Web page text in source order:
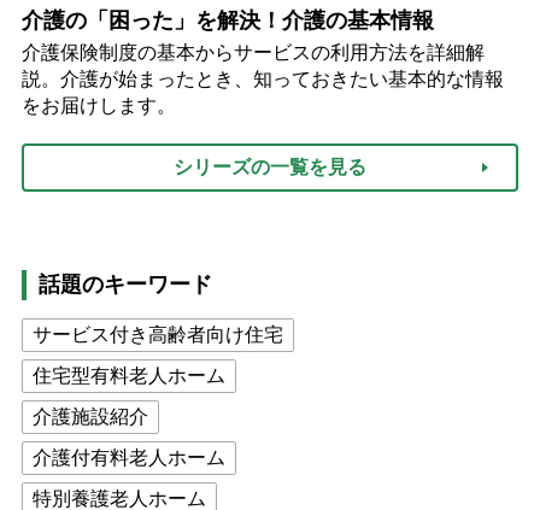
介護の「困った」を解決！介護の基本情報
介護保険制度の基本からサービスの利用方法を詳細解
説。介護が始まったとき、知っておきたい基本的な情報
をお届けします。
シリーズの一覧を見る
話題のキーワード
サービス付き高齢者向け住宅
住宅型有料老人ホーム
介護施設紹介
介護付有料老人ホーム
特別養護老人ホーム